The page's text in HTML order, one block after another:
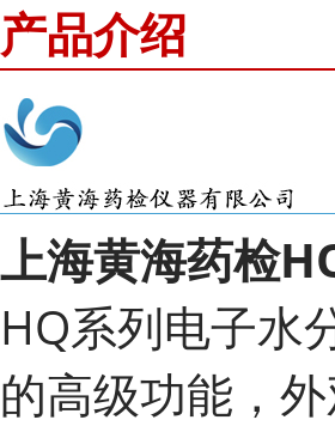
产品介绍
上海黄海药检
HQ系列电子水
的高级功能，